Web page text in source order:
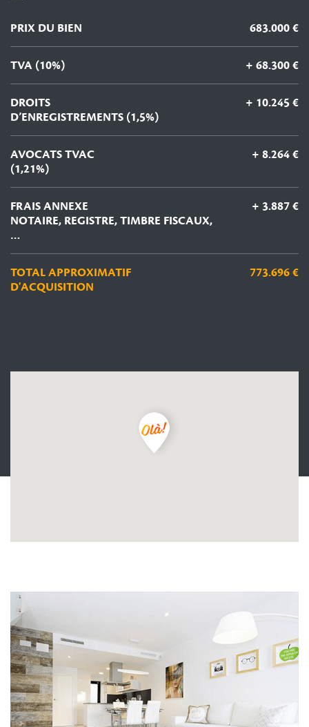
PRIX DU BIEN 683.000 €
TVA (10%) + 68.300 €
DROITS
D’ENREGISTREMENTS (1,5%)
+ 10.245 €
AVOCATS TVAC
(1,21%)
+ 8.264 €
FRAIS ANNEXE
NOTAIRE, REGISTRE, TIMBRE FISCAUX,
…
+ 3.887 €
TOTAL APPROXIMATIF
D'ACQUISITION
773.696 €